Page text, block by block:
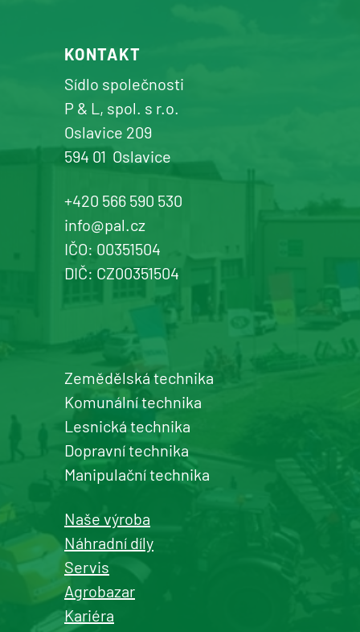
KONTAKT
Sídlo společnosti
P & L, spol. s r.o.
Oslavice 209
594 01 Oslavice
+420 566 590 530
info@pal.cz
IČO: 00351504
DIČ: CZ00351504
Zemědělská technika
Komunální technika
Lesnická technika
Dopravní technika
Manipulační technika
Naše výroba
Náhradní díly
Servis
Agrobazar
Kariéra